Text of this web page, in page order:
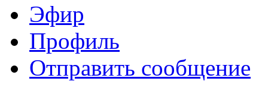
Эфир
Профиль
Отправить сообщение